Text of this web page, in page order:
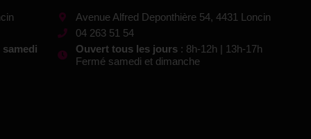
Avenue Alfred Deponthière 54, 4431 Loncin
04 263 51 54
Ouvert tous les jours: 8h-12h | 13h-17h
Fermé samedi et dimanche